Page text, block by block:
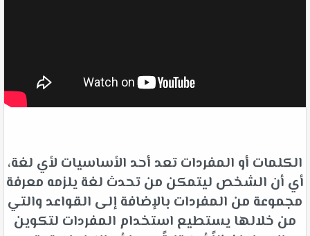
الكلمات أو المفردات تعد أحد الأساسيات لأي لغة،
أي أن الشخص ليتمكن من تحدث لغة يلزمه معرفة
مجموعة من المفردات بالإضافة إلى القواعد والتي
من خلالها يستطيع استخدام المفردات لتكوين